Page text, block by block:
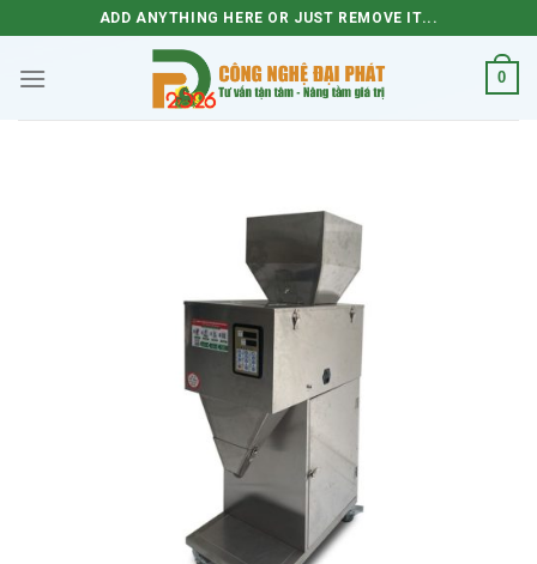
to
content
ADD ANYTHING HERE OR JUST REMOVE IT...
0